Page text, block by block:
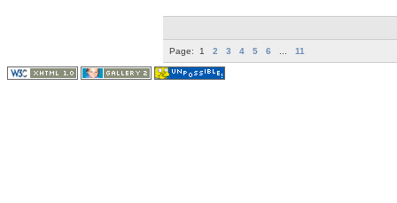
Page: 1 2 3 4 5 6 11